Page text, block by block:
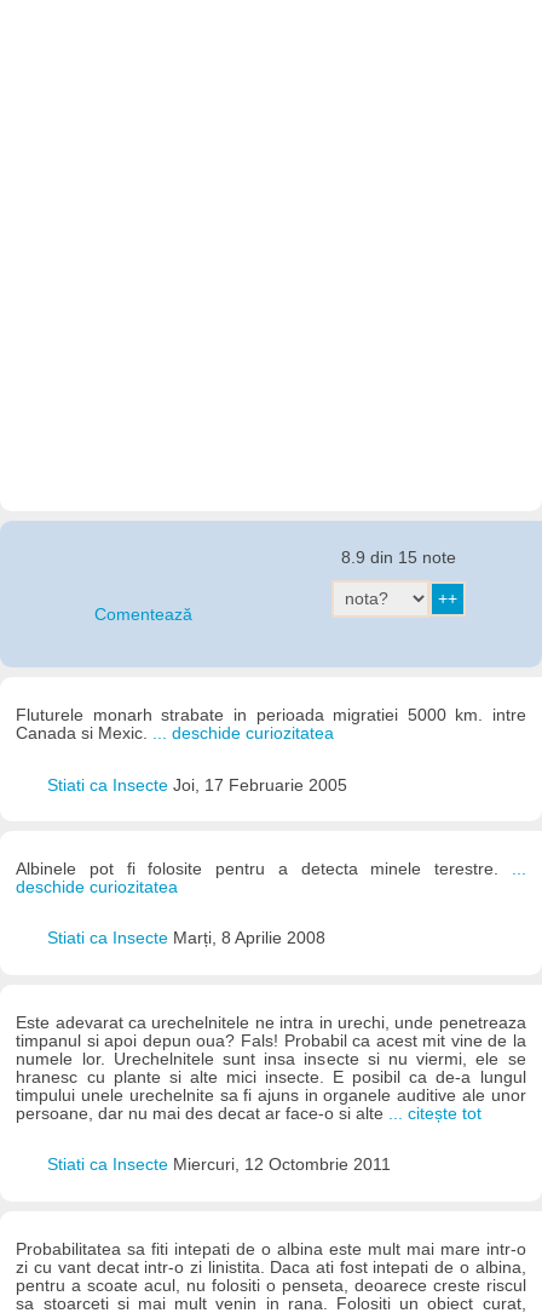
Comentează
8.9 din 15 note
Fluturele monarh strabate in perioada migratiei 5000 km. intre
Canada si Mexic. ... deschide curiozitatea
Stiati ca Insecte Joi, 17 Februarie 2005
Albinele pot fi folosite pentru a detecta minele terestre. ...
deschide curiozitatea
Stiati ca Insecte Marți, 8 Aprilie 2008
Este adevarat ca urechelnitele ne intra in urechi, unde penetreaza
timpanul si apoi depun oua? Fals! Probabil ca acest mit vine de la
numele lor. Urechelnitele sunt insa insecte si nu viermi, ele se
hranesc cu plante si alte mici insecte. E posibil ca de-a lungul
timpului unele urechelnite sa fi ajuns in organele auditive ale unor
persoane, dar nu mai des decat ar face-o si alte
... citește tot
Stiati ca Insecte Miercuri, 12 Octombrie 2011
Probabilitatea sa fiti intepati de o albina este mult mai mare intr-o
zi cu vant decat intr-o zi linistita. Daca ati fost intepati de o albina,
pentru a scoate acul, nu folositi o penseta, deoarece creste riscul
sa stoarceti si mai mult venin in rana. Folositi un obiect curat,